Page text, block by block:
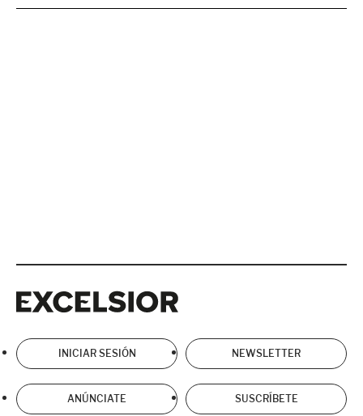
INICIAR SESIÓN NEWSLETTER
ANÚNCIATE SUSCRÍBETE